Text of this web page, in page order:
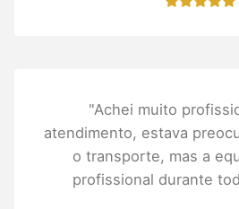
"Achei muito
atendimento, estava
o transporte, mas a
profissional durante